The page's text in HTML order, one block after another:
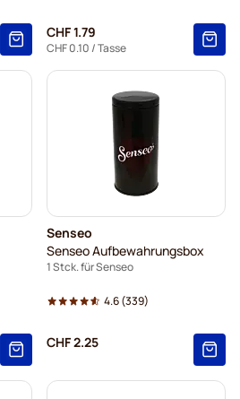
CHF 1.79
CHF 0.10 / Tasse
Senseo
Senseo Aufbewahrungsbox
1 Stck. für Senseo
4.6(339)
CHF 2.25